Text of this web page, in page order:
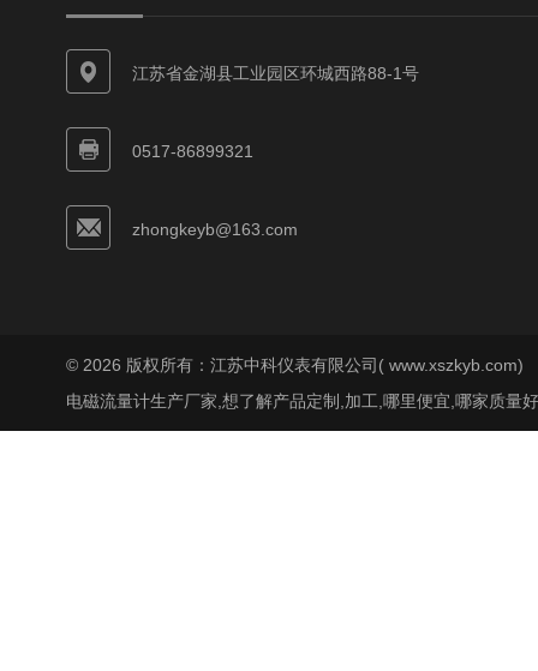
江苏省金湖县工业园区环城西路88-1号
0517-86899321
zhongkeyb@163.com
© 2026 版权所有：江苏中科仪表有限公司( www.xszkyb.com)
电磁流量计生产厂家,想了解产品定制,加工,哪里便宜,哪家质量